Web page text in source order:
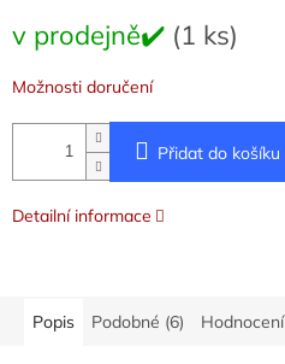
cena:
v prodejně✔️ (1 ks)
Možnosti doručení
Přidat do košíku
Detailní informace
Popis Podobné (6) Hodnocení